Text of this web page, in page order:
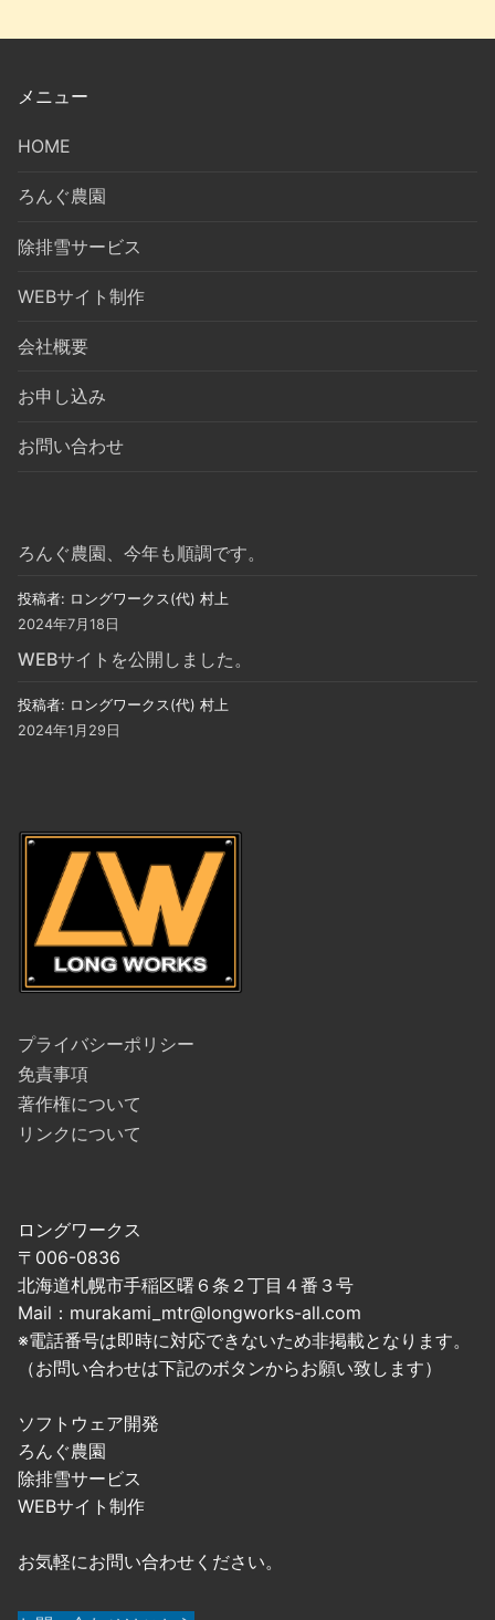
メニュー
HOME
ろんぐ農園
除排雪サービス
WEBサイト制作
会社概要
お申し込み
お問い合わせ
ろんぐ農園、今年も順調です。
投稿者: ロングワークス(代) 村上
2024年7月18日
WEBサイトを公開しました。
投稿者: ロングワークス(代) 村上
2024年1月29日
プライバシーポリシー
免責事項
著作権について
リンクについて
ロングワークス
〒006-0836
北海道札幌市手稲区曙６条２丁目４番３号
Mail：murakami_mtr@longworks-all.com
※電話番号は即時に対応できないため非掲載となります。
（お問い合わせは下記のボタンからお願い致します）
ソフトウェア開発
ろんぐ農園
除排雪サービス
WEBサイト制作
お気軽にお問い合わせください。